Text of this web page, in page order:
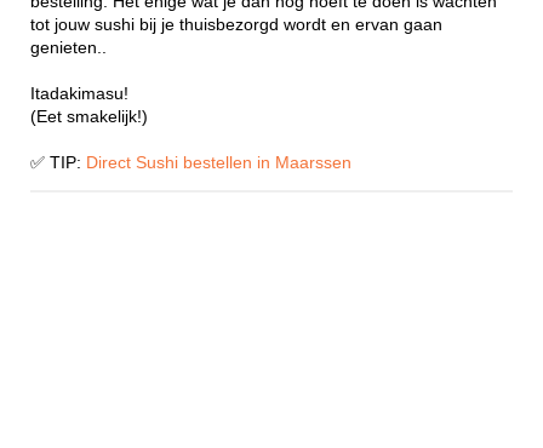
tot jouw sushi bij je thuisbezorgd wordt en ervan gaan
genieten..
Itadakimasu!
(Eet smakelijk!)
✅ TIP: Direct Sushi bestellen in Maarssen